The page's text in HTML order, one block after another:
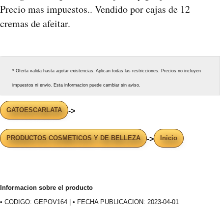
Precio mas impuestos.. Vendido por cajas de 12
cremas de afeitar.
* Oferta valida hasta agotar existencias. Aplican todas las restricciones. Precios no incluyen
impuestos ni envio. Esta informacion puede cambiar sin aviso.
GATOESCARLATA ->
PRODUCTOS COSMETICOS Y DE BELLEZA -> Inicio
Informacion sobre el producto
• CODIGO: GEPOV164 | • FECHA PUBLICACION: 2023-04-01